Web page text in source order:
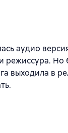
аудио
режиссура. Но
выходила в